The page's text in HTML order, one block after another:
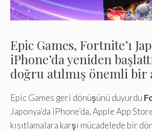
Epic Games, Fortnite’ı
iPhone’da yeniden
doğru atılmış önemli bir
Epic Games geri dönüşünü duyurdu
Japonya’da iPhone’da, Apple App
kısıtlamalara karşı mücadelede bir